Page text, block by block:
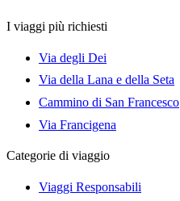
I viaggi più richiesti
Via degli Dei
Via della Lana e della Seta
Cammino di San Francesco
Via Francigena
Categorie di viaggio
Viaggi Responsabili